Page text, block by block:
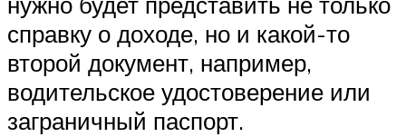
справку о доходе, но и какой-то
второй документ, например,
водительское удостоверение или
заграничный паспорт.